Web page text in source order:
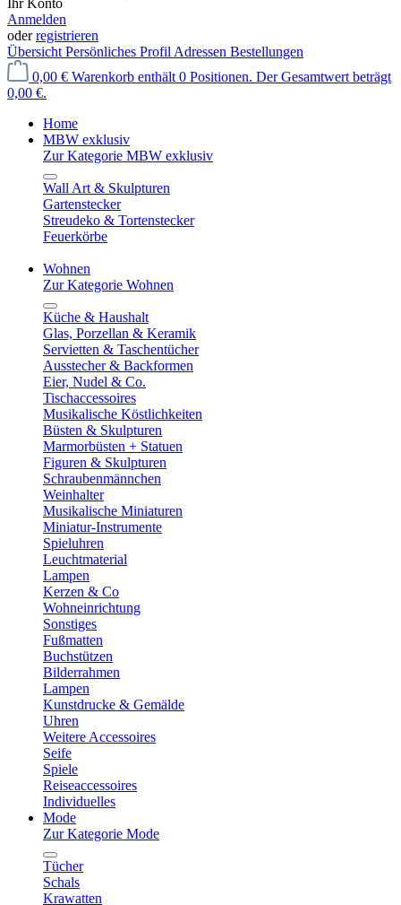
Ihr Konto
Anmelden
oderregistrieren
Übersicht Persönliches Profil Adressen Bestellungen
0,00 € Warenkorb enthält 0 Positionen. Der Gesamtwert beträgt
0,00 €.
Home
MBW exklusiv
Zur Kategorie MBW exklusiv
Wall Art & Skulpturen
Gartenstecker
Streudeko & Tortenstecker
Feuerkörbe
Wohnen
Zur Kategorie Wohnen
Küche & Haushalt
Glas, Porzellan & Keramik
Servietten & Taschentücher
Ausstecher & Backformen
Eier, Nudel & Co.
Tischaccessoires
Musikalische Köstlichkeiten
Büsten & Skulpturen
Marmorbüsten + Statuen
Figuren & Skulpturen
Schraubenmännchen
Weinhalter
Musikalische Miniaturen
Miniatur-Instrumente
Spieluhren
Leuchtmaterial
Lampen
Kerzen & Co
Wohneinrichtung
Sonstiges
Fußmatten
Buchstützen
Bilderrahmen
Lampen
Kunstdrucke & Gemälde
Uhren
Weitere Accessoires
Seife
Spiele
Reiseaccessoires
Individuelles
Mode
Zur Kategorie Mode
Tücher
Schals
Krawatten